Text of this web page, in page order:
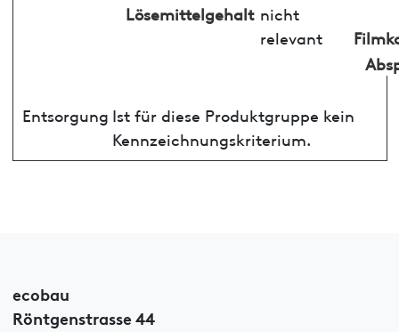
Lösemittelgehalt nicht
relevant
Entsorgung Ist für diese Produktgruppe kein
Kennzeichnungskriterium.
ecobau
Röntgenstrasse 44